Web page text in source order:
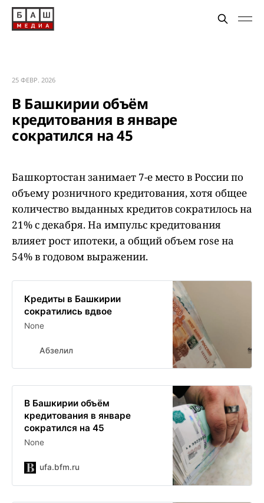
25 ФЕВР. 2026
В Башкирии объём
кредитования в январе
сократился на 45
Башкортостан занимает 7-е место в России по
объему розничного кредитования, хотя общее
количество выданных кредитов сократилось на
21% с декабря. На импульс кредитования
влияет рост ипотеки, а общий объем rose на
54% в годовом выражении.
Кредиты в Башкирии
сократились вдвое
None
Абзелил
В Башкирии объём
кредитования в январе
сократился на 45
None
ufa.bfm.ru